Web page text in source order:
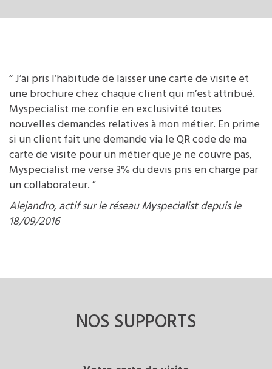
“ J’ai pris l’habitude de laisser une carte de visite et
une brochure chez chaque client qui m’est attribué.
Myspecialist me confie en exclusivité toutes
nouvelles demandes relatives à mon métier. En prime
si un client fait une demande via le QR code de ma
carte de visite pour un métier que je ne couvre pas,
Myspecialist me verse 3% du devis pris en charge par
un collaborateur. ”
Alejandro, actif sur le réseau Myspecialist depuis le
18/09/2016
NOS SUPPORTS